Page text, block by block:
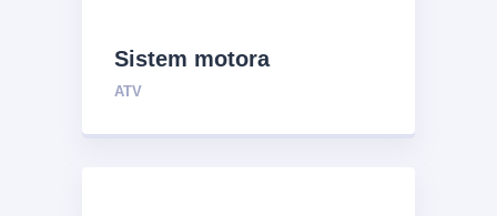
Sistem motora
ATV